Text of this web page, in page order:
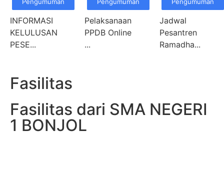
INFORMASI
KELULUSAN
PESE...
Pelaksanaan
PPDB Online
...
Jadwal
Pesantren
Ramadha...
Fasilitas
Fasilitas dari SMA NEGERI
1 BONJOL